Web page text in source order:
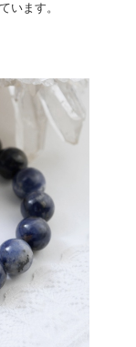
います。